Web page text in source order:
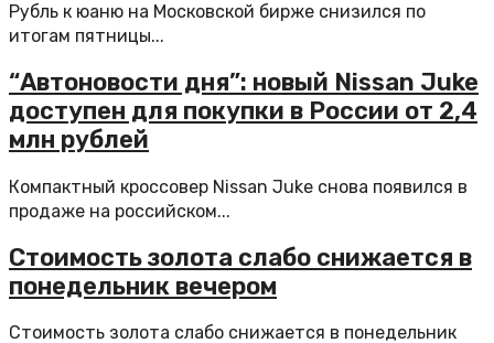
Рубль к юаню на Московской бирже снизился по
итогам пятницы...
“Автоновости дня”: новый Nissan Juke
доступен для покупки в России от 2,4
млн рублей
Компактный кроссовер Nissan Juke снова появился в
продаже на российском...
Стоимость золота слабо снижается в
понедельник вечером
Стоимость золота слабо снижается в понедельник